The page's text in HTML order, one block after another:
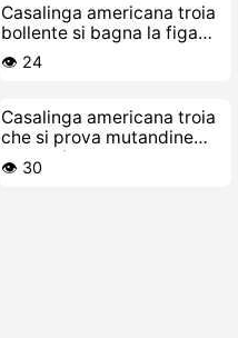
Casalinga americana troia
bollente si bagna la figa
fradicia
👁️ 24
Casalinga americana troia
che si prova mutandine
nuove da scopare
👁️ 30